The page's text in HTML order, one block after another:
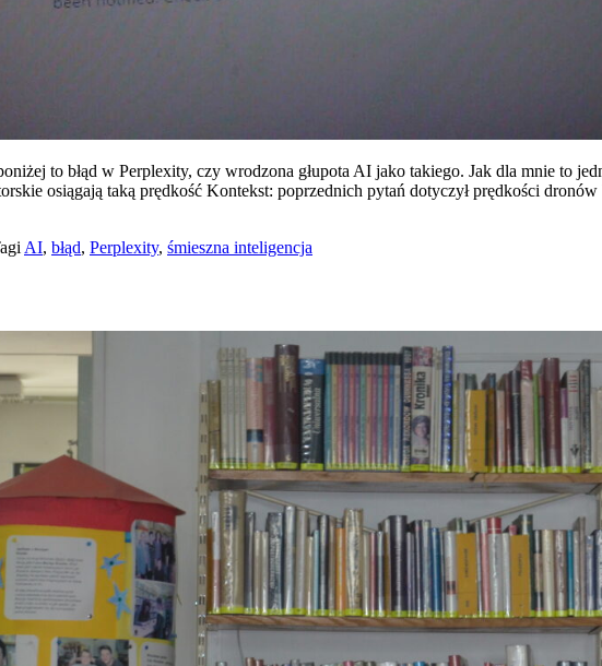
to błąd w Perplexity, czy wrodzona głupota AI jako takiego. Jak dla mnie to
osiągają taką prędkość Kontekst: poprzednich pytań dotyczył prędkości
AI, błąd, Perplexity, śmieszna inteligencja